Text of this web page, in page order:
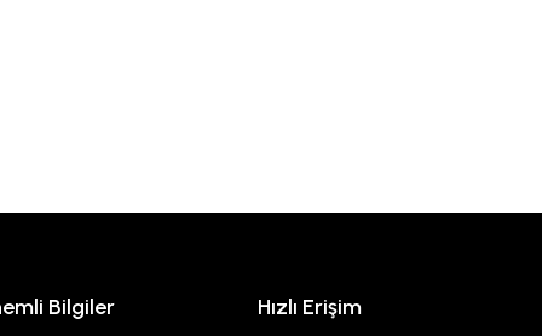
Bilgiler Hızlı Erişim